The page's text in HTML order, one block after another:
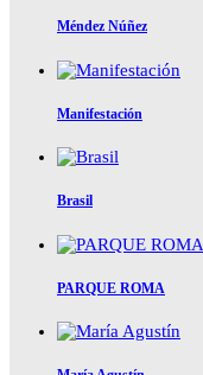
Méndez Núñez
Manifestación
Brasil
PARQUE ROMA